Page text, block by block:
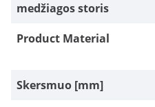
medžiagos storis
Product Material
Skersmuo [mm]